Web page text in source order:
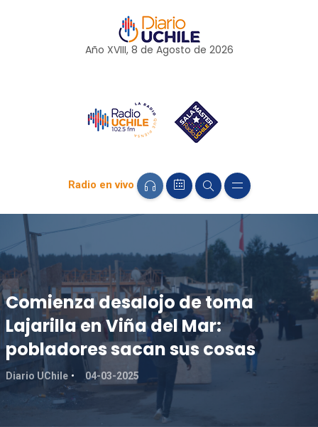
Año XVIII, 8 de Agosto de 2026
Radio en vivo
Comienza desalojo de toma
Lajarilla en Viña del Mar:
pobladores sacan sus cosas
Diario UChile 04-03-2025